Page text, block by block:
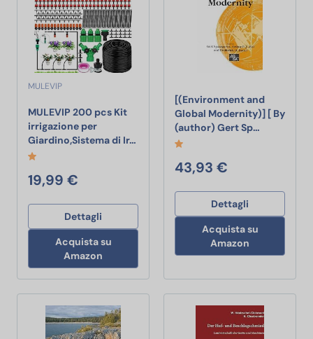
MULEVIP
MULEVIP 200 pcs Kit
irrigazione per
Giardino,Sistema di Ir… MULEVIP 200 pcs Kit irrigazione
19,99 €
Dettagli
Acquista su
Amazon
[(Environment and
Global Modernity)] [ By
(author) Gert Sp…
43,93 €
Dettagli
Acquista su
Amazon